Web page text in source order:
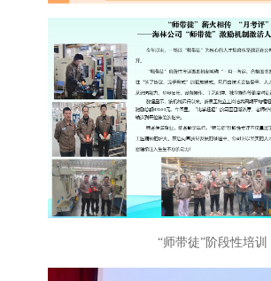
“师带徒”阶段性培训